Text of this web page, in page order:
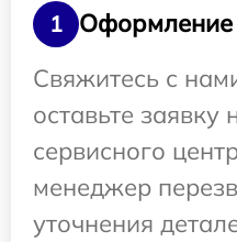
1
Оформление
Свяжитесь с
оставьте заявку
сервисного
менеджер
уточнения